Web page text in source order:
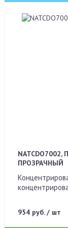
ПРОЗРАЧНЫЙ
954 руб. / шт